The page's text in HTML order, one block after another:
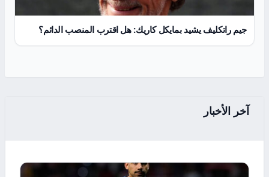
جيم راتكليف يشيد بمايكل كاريك: هل اقترب المنصب الدائم؟
آخر الأخبار